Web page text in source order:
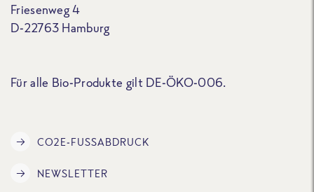
Friesenweg 4
D-22763 Hamburg
Für alle Bio-Produkte gilt DE-ÖKO-006.
CO2E-FUSSABDRUCK
NEWSLETTER